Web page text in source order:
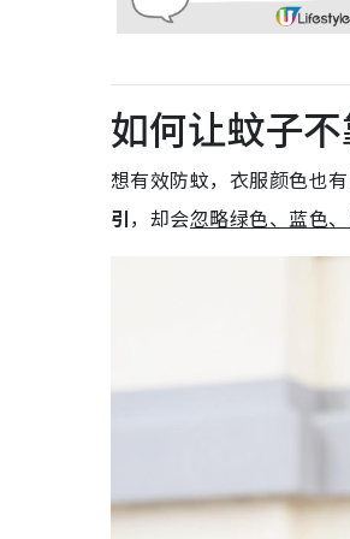
如何让蚊子
想有效防蚊，衣服颜色也
引，却会忽略绿色、蓝色、